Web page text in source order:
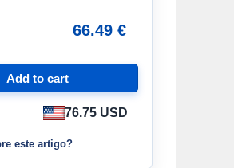
66.49 €
76.75 USD
este artigo?